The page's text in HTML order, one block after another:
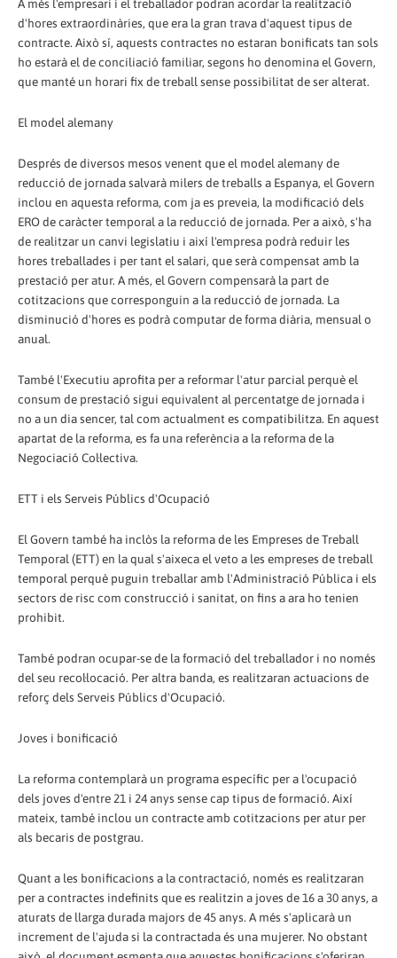
A més l'empresari i el treballador podran acordar la realització
d'hores extraordinàries, que era la gran trava d'aquest tipus de
contracte. Això sí, aquests contractes no estaran bonificats tan sols
ho estarà el de conciliació familiar, segons ho denomina el Govern,
que manté un horari fix de treball sense possibilitat de ser alterat.
El model alemany
Després de diversos mesos venent que el model alemany de
reducció de jornada salvarà milers de treballs a Espanya, el Govern
inclou en aquesta reforma, com ja es preveia, la modificació dels
ERO de caràcter temporal a la reducció de jornada. Per a això, s'ha
de realitzar un canvi legislatiu i així l'empresa podrà reduir les
hores treballades i per tant el salari, que serà compensat amb la
prestació per atur. A més, el Govern compensarà la part de
cotitzacions que corresponguin a la reducció de jornada. La
disminució d'hores es podrà computar de forma diària, mensual o
anual.
També l'Executiu aprofita per a reformar l'atur parcial perquè el
consum de prestació sigui equivalent al percentatge de jornada i
no a un dia sencer, tal com actualment es compatibilitza. En aquest
apartat de la reforma, es fa una referència a la reforma de la
Negociació Col·lectiva.
ETT i els Serveis Públics d'Ocupació
El Govern també ha inclòs la reforma de les Empreses de Treball
Temporal (ETT) en la qual s'aixeca el veto a les empreses de treball
temporal perquè puguin treballar amb l'Administració Pública i els
sectors de risc com construcció i sanitat, on fins a ara ho tenien
prohibit.
També podran ocupar-se de la formació del treballador i no només
del seu recol·locació. Per altra banda, es realitzaran actuacions de
reforç dels Serveis Públics d'Ocupació.
Joves i bonificació
La reforma contemplarà un programa específic per a l'ocupació
dels joves d'entre 21 i 24 anys sense cap tipus de formació. Així
mateix, també inclou un contracte amb cotitzacions per atur per
als becaris de postgrau.
Quant a les bonificacions a la contractació, només es realitzaran
per a contractes indefinits que es realitzin a joves de 16 a 30 anys, a
aturats de llarga durada majors de 45 anys. A més s'aplicarà un
increment de l'ajuda si la contractada és una mujerer. No obstant